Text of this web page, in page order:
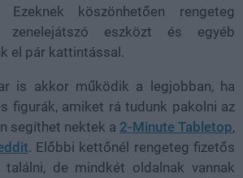
köszönhetően rengeteg
zenelejátszó eszközt és egyéb
el pár kattintással.
is akkor működik a legjobban, ha
figurák, amiket rá tudunk pakolni az
segíthet nektek a 2-Minute Tabletop,
. Előbbi kettőnél rengeteg fizetős
de mindkét oldalnak vannak